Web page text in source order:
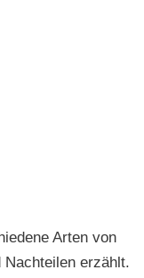
Arten von
Nachteilen erzählt.